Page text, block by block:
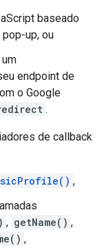
baseado
up, ou
endpoint de
o Google
.
de callback
,
, getName() ,
,